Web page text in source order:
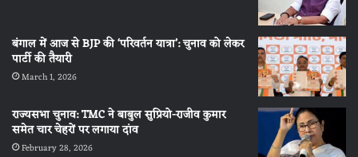
बंगाल में आज से BJP की ‘परिवर्तन यात्रा’: चुनाव को लेकर
पार्टी की तैयारी
March 1, 2026
राज्यसभा चुनाव: TMC ने बाबुल सुप्रियो-राजीव कुमार
समेत चार चेहरों पर लगाया दांव
February 28, 2026